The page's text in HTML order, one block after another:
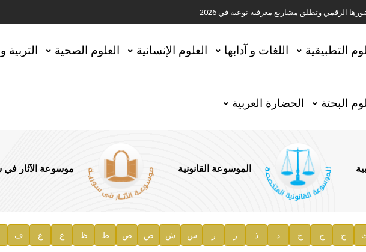
الرقمي وتطلق مشاريع معرفية نوعية في 2026
للغة العربية 2025
عام لهيئة الموسوعة العربية
للثقافة
الآثار في سورية
التطبيقية اللغات و آدابها العلوم الإنسانية العلوم الصحية التربية
البحتة الحضارة العربية
الموسوعة القانونية موسوعة الآثار في
ج ح خ د ذ ر ز س ش ص ض ط ظ ع غ ف